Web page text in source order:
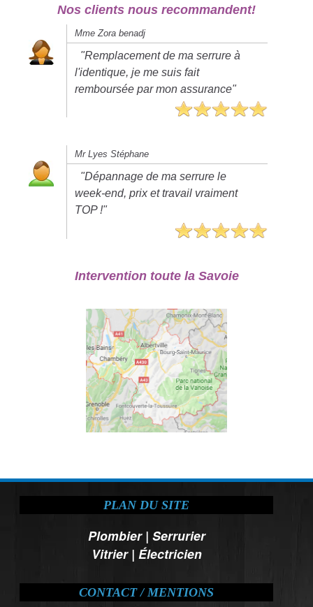
Nos clients nous recommandent!
Mme Zora benadj
"Remplacement de ma serrure à
l'identique, je me suis fait
remboursée par mon assurance"
Mr Lyes Stéphane
"Dépannage de ma serrure le
week-end, prix et travail vraiment
TOP !"
Intervention toute la Savoie
PLAN DU SITE
Plombier| Serrurier
Vitrier| Électricien
CONTACT / MENTIONS